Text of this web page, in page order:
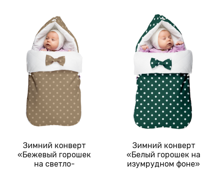
Зимний конверт
«Бежевый горошек
на светло-
Зимний конверт
«Белый горошек на
изумрудном фоне»